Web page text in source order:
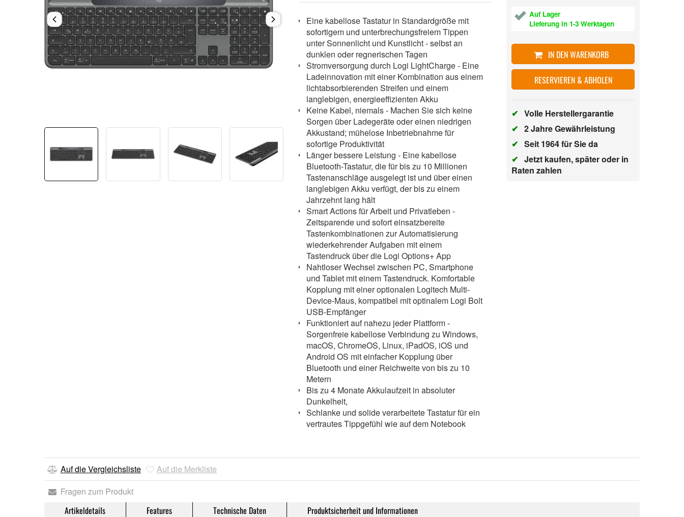
Eine kabellose Tastatur in Standardgröße mit
sofortigem und unterbrechungsfreiem Tippen
unter Sonnenlicht und Kunstlicht - selbst an
dunklen oder regnerischen Tagen
Stromversorgung durch Logi LightCharge - Eine
Ladeinnovation mit einer Kombination aus einem
lichtabsorbierenden Streifen und einem
langlebigen, energieeffizienten Akku
Keine Kabel, niemals - Machen Sie sich keine
Sorgen über Ladegeräte oder einen niedrigen
Akkustand; mühelose Inbetriebnahme für
sofortige Produktivität
Länger bessere Leistung - Eine kabellose
Bluetooth-Tastatur, die für bis zu 10 Millionen
Tastenanschläge ausgelegt ist und über einen
langlebigen Akku verfügt, der bis zu einem
Jahrzehnt lang hält
Smart Actions für Arbeit und Privatleben -
Zeitsparende und sofort einsatzbereite
Tastenkombinationen zur Automatisierung
wiederkehrender Aufgaben mit einem
Tastendruck über die Logi Options+ App
Nahtloser Wechsel zwischen PC, Smartphone
und Tablet mit einem Tastendruck. Komfortable
Kopplung mit einer optionalen Logitech Multi-
Device-Maus, kompatibel mit optinalem Logi Bolt
USB-Empfänger
Funktioniert auf nahezu jeder Plattform -
Sorgenfreie kabellose Verbindung zu Windows,
macOS, ChromeOS, Linux, iPadOS, iOS und
Android OS mit einfacher Kopplung über
Bluetooth und einer Reichweite von bis zu 10
Metern
Bis zu 4 Monate Akkulaufzeit in absoluter
Dunkelheit,
Schlanke und solide verarbeitete Tastatur für ein
vertrautes Tippgefühl wie auf dem Notebook
Auf Lager
Lieferung in 1-3 Werktagen
IN DEN WARENKORB
RESERVIEREN & ABHOLEN
✔ Volle Herstellergarantie
✔ 2 Jahre Gewährleistung
✔ Seit 1964 für Sie da
✔ Jetzt kaufen, später oder in
Raten zahlen
Auf die Vergleichsliste
Auf die Merkliste
Fragen zum Produkt
Artikeldetails Features Technische Daten Produktsicherheit und Informationen